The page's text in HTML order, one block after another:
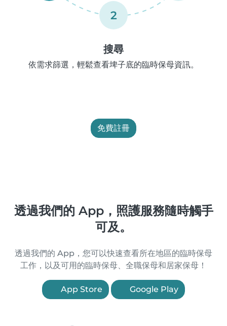
2
搜尋
依需求篩選，輕鬆查看埤子底的臨時保母資訊。
免費註冊
透過我們的 App，照護服務隨時觸手
可及。
透過我們的 App，您可以快速查看所在地區的臨時保母
工作，以及可用的臨時保母、全職保母和居家保母！
App Store Google Play